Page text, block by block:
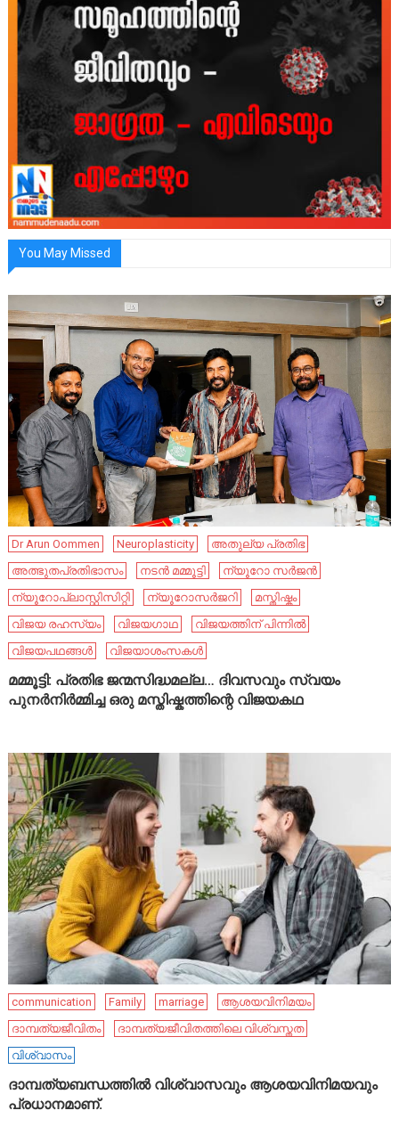
You May Missed
Dr Arun Oommen Neuroplasticity
അതുല്യ പ്രതിഭ
അത്ഭുതപ്രതിഭാസം
നടൻ മമ്മൂട്ടി
ന്യൂറോ സർജൻ
ന്യൂറോപ്ലാസ്റ്റിസിറ്റി
ന്യൂറോസർജറി
മസ്തിഷ്കം
വിജയ രഹസ്യം
വിജയഗാഥ
വിജയത്തിന് പിന്നിൽ
വിജയപഥങ്ങൾ
വിജയാശംസകൾ
മമ്മൂട്ടി: പ്രതിഭ ജന്മസിദ്ധമല്ല… ദിവസവും സ്വയം
പുനർനിർമ്മിച്ച ഒരു മസ്തിഷ്കത്തിന്റെ വിജയകഥ
communication Family marriage
ആശയവിനിമയം
ദാമ്പത്യജീവിതം
ദാമ്പത്യജീവിതത്തിലെ വിശ്വസ്തത
വിശ്വാസം
ദാമ്പത്യബന്ധത്തിൽ വിശ്വാസവും ആശയവിനിമയവും
പ്രധാനമാണ്.